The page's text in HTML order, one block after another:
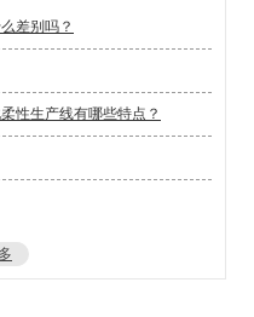
差别吗？
性生产线有哪些特点？